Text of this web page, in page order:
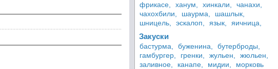
фрикасе,
ханум, хинкали,
чанахи,
чахохбили,
шаурма,
шашлык,
шницель,
эскалоп, язык, яичница,
Закуски
бастурма, буженина,
бутерброды,
гамбургер,
гренки, жульен,
жюльен,
заливное,
канапе, мидии,
морковь